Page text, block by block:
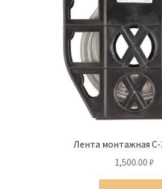
Лента монтажная C-
1,500.00 ₽